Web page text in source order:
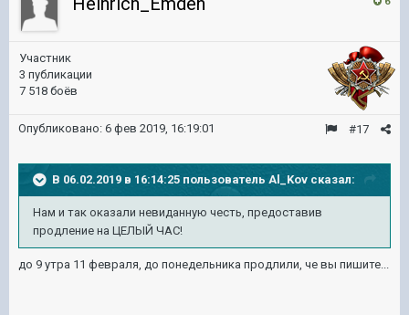
Участник
3 публикации
7 518 боёв
#17
Опубликовано: 6 фев 2019, 16:19:01
В 06.02.2019 в 16:14:25 пользователь Al_Kov сказал:
Нам и так оказали невиданную честь, предоставив
продление на ЦЕЛЫЙ ЧАС!
до 9 утра 11 февраля, до понедельника продлили, че вы пишите...